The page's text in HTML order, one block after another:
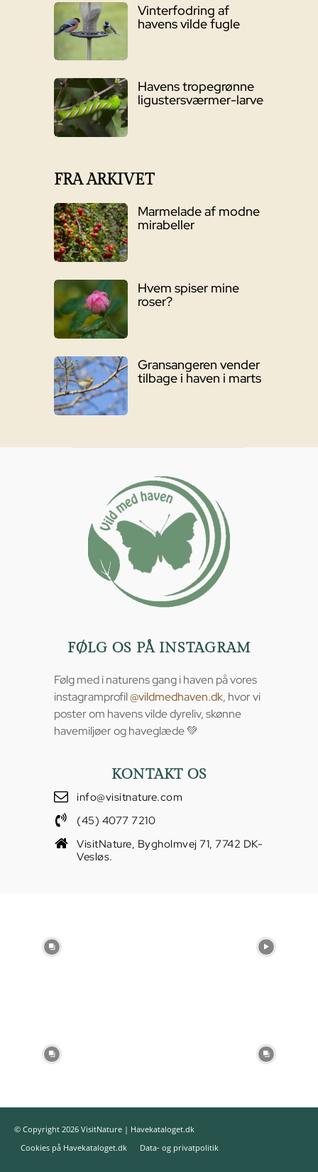
Vinterfodring af
havens vilde fugle
Havens tropegrønne
ligustersværmer-larve
FRA ARKIVET
Marmelade af modne
mirabeller
Hvem spiser mine
roser?
Gransangeren vender
tilbage i haven i marts
FØLG OS PÅ INSTAGRAM
Følg med i naturens gang i haven på vores
instagramprofil@vildmedhaven.dk, hvor vi
poster om havens vilde dyreliv, skønne
havemiljøer og haveglæde 💚
KONTAKT OS
info@visitnature.com
(45) 4077 7210
VisitNature, Bygholmvej 71, 7742 DK-
Vesløs.
© Copyright 2026 VisitNature | Havekataloget.dk
Cookies på Havekataloget.dk
Data- og privatpolitik